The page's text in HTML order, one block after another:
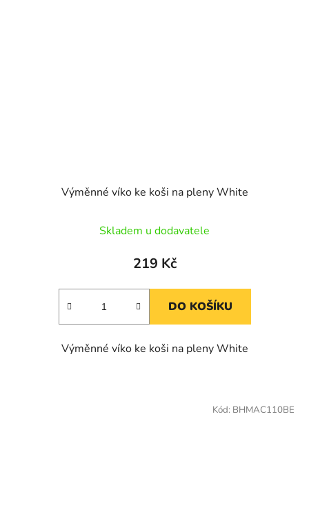
Výměnné víko ke koši na pleny White
Skladem u dodavatele
219 Kč
DO KOŠÍKU
Výměnné víko ke koši na pleny White
Kód: BHMAC110BE